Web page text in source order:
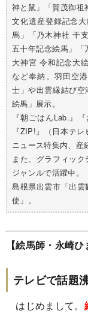
神と鼠」「賀茂御祖
文化遺産登録記念
馬」「乃木神社 干
五十年記念絵馬」
大神宮 令和記念大
など奉納。羽田空
士」や出雲縁結び
絵馬」展示。
『朝ごはんLab.』
『ZIP!』（日本テ
ニュース特集内、産
また、グラフィッ
ジャンルで活躍中。
島根県出雲市「出
使」。
【絵馬師・永崎
テレビで話題
はじめまして。